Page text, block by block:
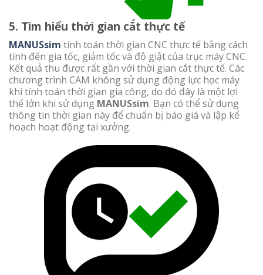
5. Tìm hiểu thời gian cắt thực tế
MANUSsim tính toán thời gian CNC thực tế bằng cách
tính đến gia tốc, giảm tốc và độ giật của trục máy CNC.
Kết quả thu được rất gần với thời gian cắt thực tế. Các
chương trình CAM không sử dụng động lực học máy
khi tính toán thời gian gia công, do đó đây là một lợi
thế lớn khi sử dụng MANUSsim. Bạn có thể sử dụng
thông tin thời gian này để chuẩn bị báo giá và lập kế
hoạch hoạt động tại xưởng.